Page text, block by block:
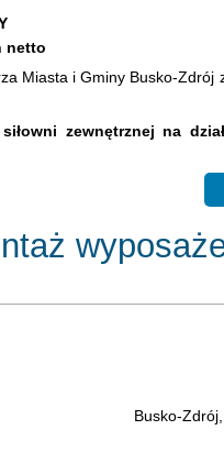
netto
Miasta i Gminy Busko-Zdrój
zewnętrznej na
Busko-